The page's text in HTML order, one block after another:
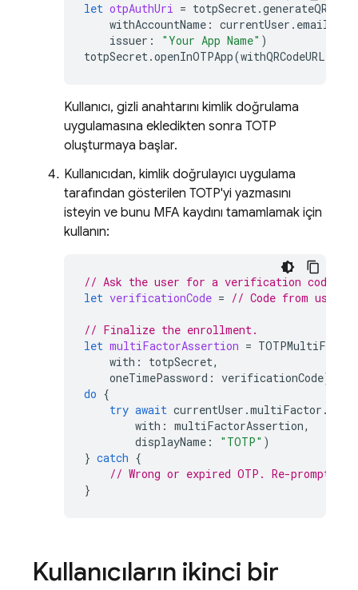
let otpAuthUri = totpSecret.
withAccountName : currentUser . email
issuer : "Your App Name" )
totpSecret.openInOTPApp(withQRCodeURL
Kullanıcı, gizli anahtarını kimlik doğrulama
uygulamasına ekledikten sonra TOTP
oluşturmaya başlar.
Kullanıcıdan, kimlik doğrulayıcı uygulama
tarafından gösterilen TOTP'yi yazmasını
isteyin ve bunu MFA kaydını tamamlamak için
kullanın:
// Ask the user for a verification code
let verificationCode = // Code from user
// Finalize the enrollment.
let multiFactorAssertion =
with : totpSecret,
oneTimePassword : verificationCode)
do {
try await currentUser .multiFactor .
with : multiFactorAssertion,
displayName : "TOTP" )
} catch {
// Wrong or expired OTP. Re-prompt
}
Kullanıcıların ikinci bir